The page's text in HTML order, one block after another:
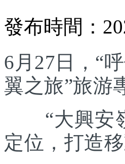
發布時間：
6月27日，“
翼之旅”旅游
“大興安嶺
定位，打造